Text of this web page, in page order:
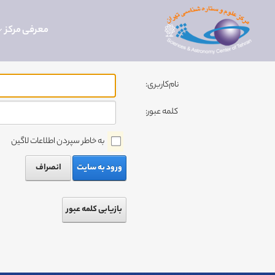
معرفی مرکز
نام‌کاربری:
کلمه عبور:
به خاطر سپردن اطلاعات لاگین
ورود به سایت
انصراف
بازیابی کلمه عبور